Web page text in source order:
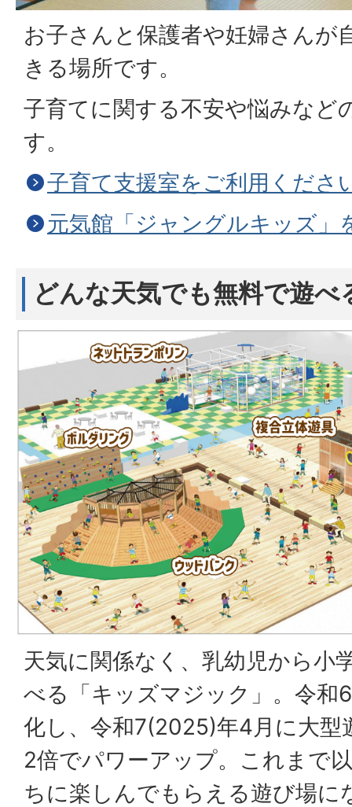
お子さんと保護者や妊婦さんが
きる場所です。
子育てに関する不安や悩みなど
す。
子育て支援室をご利用くださ
元気館「ジャングルキッズ」
どんな天気でも無料で遊べ
天気に関係なく、乳幼児から小
べる「キッズマジック」。令
化し、令和7(2025)年4月に大型
2倍でパワーアップ。これまで
ちに楽しんでもらえる遊び場に